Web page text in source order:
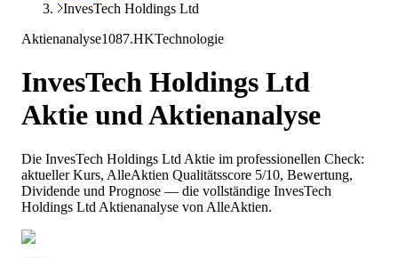
InvesTech Holdings Ltd
Aktienanalyse1087.HKTechnologie
InvesTech Holdings Ltd
Aktie und Aktienanalyse
Die InvesTech Holdings Ltd Aktie im professionellen Check:
aktueller Kurs, AlleAktien Qualitätsscore 5/10, Bewertung,
Dividende und Prognose — die vollständige InvesTech
Holdings Ltd Aktienanalyse von AlleAktien.